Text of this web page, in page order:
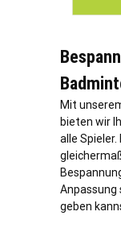
Mit
bieten wir
alle
Anpassung
geben